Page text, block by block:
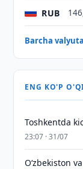
RUB
Barcha
ENG KO'P
Toshkentda
23:07 · 31/07
Oʻzbekiston